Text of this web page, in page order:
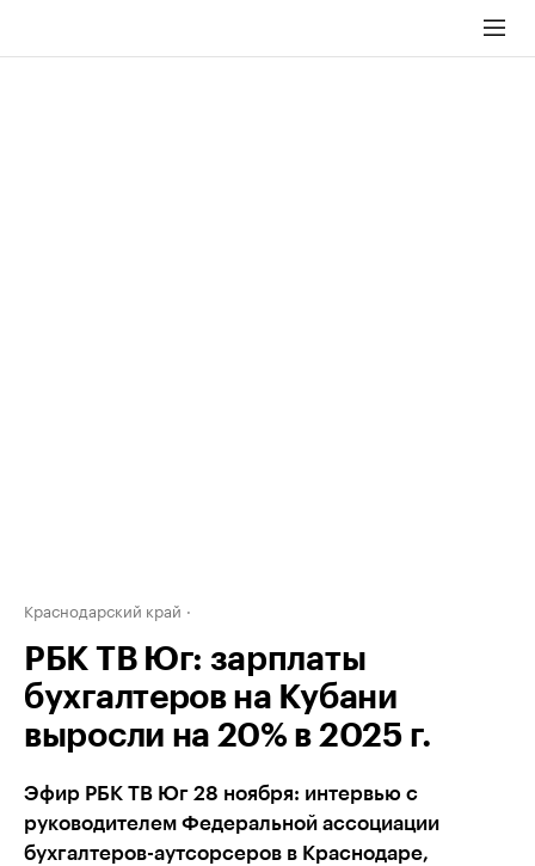
Краснодарский край
РБК ТВ Юг: зарплаты
бухгалтеров на Кубани
выросли на 20% в 2025 г.
Эфир РБК ТВ Юг 28 ноября: интервью с
руководителем Федеральной ассоциации
бухгалтеров-аутсорсеров в Краснодаре,